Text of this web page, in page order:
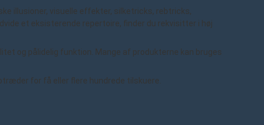
illusioner, visuelle effekter, silketricks, rebtricks,
et eksisterende repertoire, finder du rekvisitter i høj
og pålidelig funktion. Mange af produkterne kan bruges
for få eller flere hundrede tilskuere.